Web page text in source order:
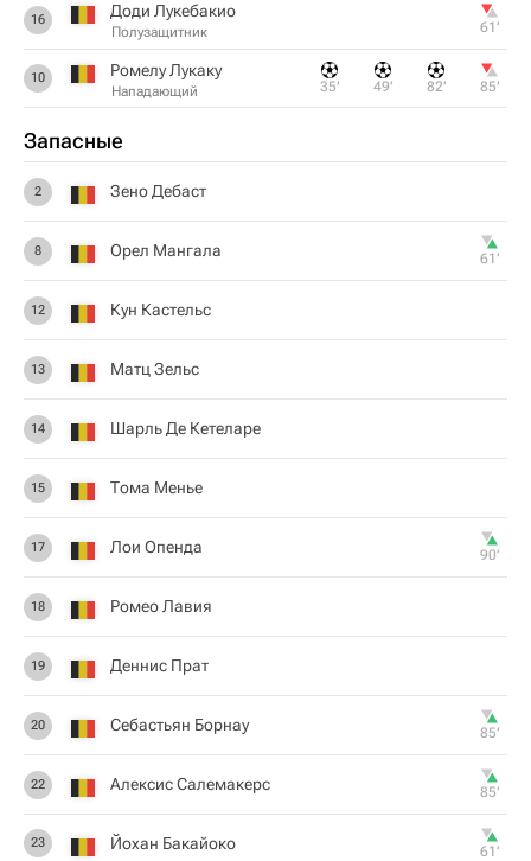
16 Доди Лукебакио
Полузащитник 61‎’‎
10 Ромелу Лукаку
Нападающий 35‎’‎ 49‎’‎ 82‎’‎ 85‎’‎
Запасные
2 Зено Дебаст
8 Орел Мангала 61‎’‎
12 Кун Кастельс
13 Матц Зельс
14 Шарль Де Кетеларе
15 Тома Менье
17 Лои Опенда 90‎’‎
18 Ромео Лавия
19 Деннис Прат
20 Себастьян Борнау 85‎’‎
22 Алексис Салемакерс 85‎’‎
23 Йохан Бакайоко 61‎’‎